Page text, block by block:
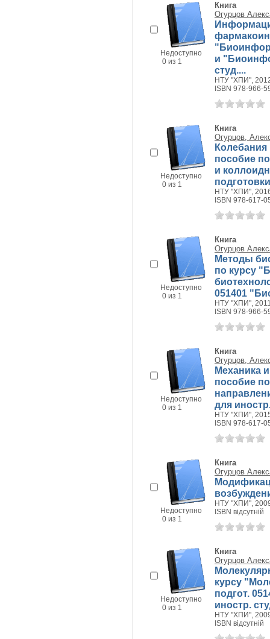
Недоступно
0 из 1
Книга
Огурцов
и
студ....
НТУ "ХПИ",
ISBN 978-966-
Недоступно
0 из 1
Книга
Огурцов,
пособие
и
НТУ "ХПИ",
ISBN 978-617-
Недоступно
0 из 1
Книга
Огурцов
Методы
по курсу
051401
НТУ "ХПИ", 2011
ISBN 978-966-
Недоступно
0 из 1
Книга
Огурцов,
Механика
пособие
для
НТУ "ХПИ",
ISBN 978-617-
Недоступно
0 из 1
Книга
Огурцов
НТУ "ХПИ",
ISBN відсутній
Недоступно
0 из 1
Книга
Огурцов
курсу
подгот.
иностр.
НТУ "ХПИ",
ISBN відсутній